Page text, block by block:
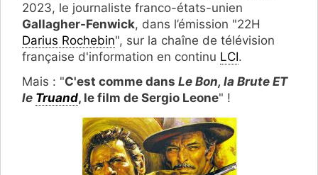
2023, le journaliste franco-états-unien
Gallagher-Fenwick, dans l’émission "22H
Darius Rochebin", sur la chaîne de télévision
française d'information en continu LCI.
Mais : "C'est comme dans Le Bon, la Brute ET
le Truand, le film de Sergio Leone" !